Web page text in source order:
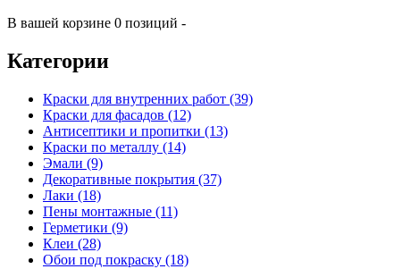
В вашей корзине 0 позиций -
Категории
Краски для внутренних работ (39)
Краски для фасадов (12)
Антисептики и пропитки (13)
Краски по металлу (14)
Эмали (9)
Декоративные покрытия (37)
Лаки (18)
Пены монтажные (11)
Герметики (9)
Клеи (28)
Обои под покраску (18)